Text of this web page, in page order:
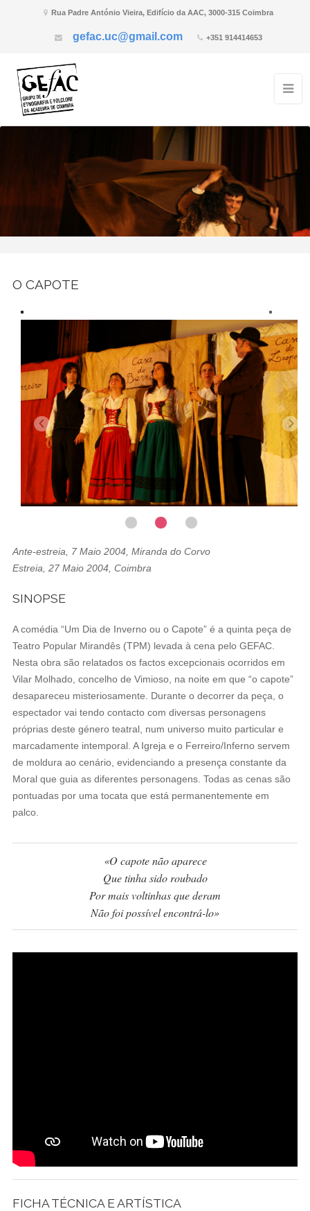
Rua Padre António Vieira, Edifício da AAC, 3000-315 Coimbra
gefac.uc@gmail.com +351 914414653
O CAPOTE
Ante-estreia, 7 Maio 2004, Miranda do Corvo
Estreia, 27 Maio 2004, Coimbra
SINOPSE
A comédia “Um Dia de Inverno ou o Capote” é a quinta peça de
Teatro Popular Mirandês (TPM) levada à cena pelo GEFAC.
Nesta obra são relatados os factos excepcionais ocorridos em
Vilar Molhado, concelho de Vimioso, na noite em que “o capote”
desapareceu misteriosamente. Durante o decorrer da peça, o
espectador vai tendo contacto com diversas personagens
próprias deste género teatral, num universo muito particular e
marcadamente intemporal. A Igreja e o Ferreiro/Inferno servem
de moldura ao cenário, evidenciando a presença constante da
Moral que guia as diferentes personagens. Todas as cenas são
pontuadas por uma tocata que está permanentemente em
palco.
«O capote não aparece
Que tinha sido roubado
Por mais voltinhas que deram
Não foi possível encontrá-lo»
FICHA TÉCNICA E ARTÍSTICA